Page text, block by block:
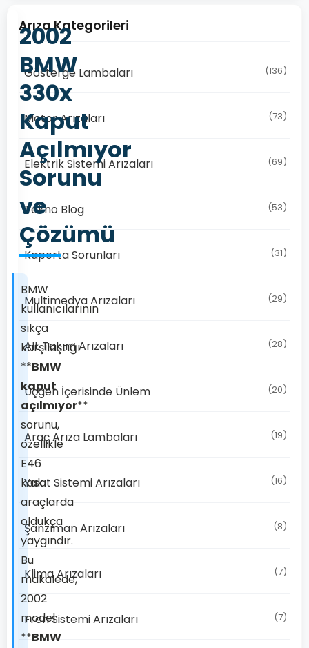
2002
BMW
330x
Kaput
Açılmıyor
Sorunu
ve
Çözümü
BMW
kullanıcılarının
sıkça
karşılaştığı
**BMW
kaput
açılmıyor**
sorunu,
özellikle
E46
kasa
araçlarda
oldukça
yaygındır.
Bu
makalede,
2002
model
**BMW
Arıza Kategorileri
Gösterge Lambaları (136)
Motor Arızaları (73)
Elektrik Sistemi Arızaları (69)
Tekno Blog (53)
Kaporta Sorunları (31)
Multimedya Arızaları (29)
Alt Takım Arızaları (28)
Üçgen İçerisinde Ünlem (20)
Araç Arıza Lambaları (19)
Yakıt Sistemi Arızaları (16)
Şanzıman Arızaları (8)
Klima Arızaları (7)
Fren Sistemi Arızaları (7)